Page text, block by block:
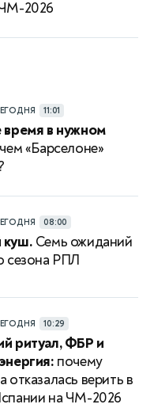
2026
11:01
время в нужном
«Барселоне»
08:00
куш. Семь ожиданий
сезона РПЛ
10:29
ритуал, ФБР и
почему
отказалась верить в
на ЧМ-2026